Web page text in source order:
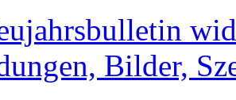
Bilder,